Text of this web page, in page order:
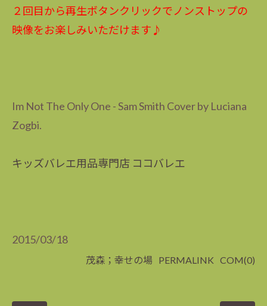
２回目から再生ボタンクリックでノンストップの
映像をお楽しみいただけます♪
Im Not The Only One - Sam Smith Cover by Luciana
Zogbi.
キッズバレエ用品専門店 ココバレエ
2015/03/18
茂森；幸せの場 PERMALINK COM(0)